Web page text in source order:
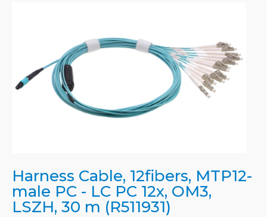
Harness Cable, 12fibers, MTP12-
male PC - LC PC 12x, OM3,
LSZH, 30 m (R511931)